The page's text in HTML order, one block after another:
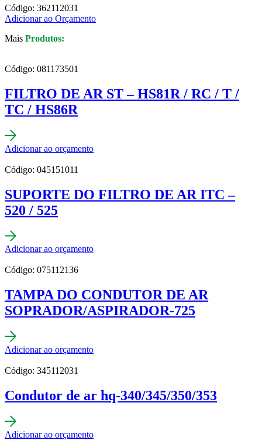
Código: 362112031
Adicionar ao Orçamento
Mais Produtos:
Código: 081173501
FILTRO DE AR ST – HS81R / RC / T /
TC / HS86R
Adicionar ao orçamento
Código: 045151011
SUPORTE DO FILTRO DE AR ITC –
520 / 525
Adicionar ao orçamento
Código: 075112136
TAMPA DO CONDUTOR DE AR
SOPRADOR/ASPIRADOR-725
Adicionar ao orçamento
Código: 345112031
Condutor de ar hq-340/345/350/353
Adicionar ao orçamento